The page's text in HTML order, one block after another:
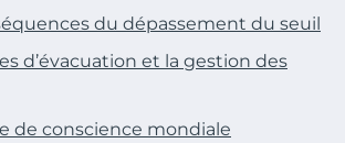
du dépassement du seuil
d’évacuation et la gestion des
de conscience mondiale